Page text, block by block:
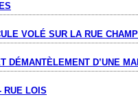
VOLÉ SUR LA RUE
DÉMANTÈLEMENT D’UNE
RUE LOIS